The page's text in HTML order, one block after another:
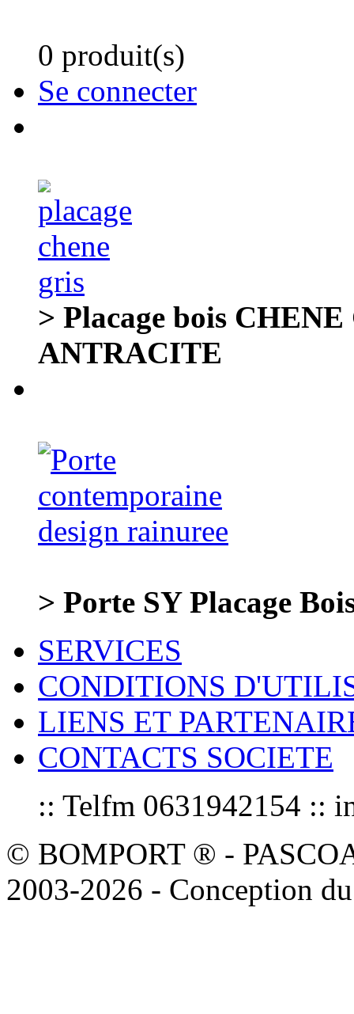
0 produit(s)
Se connecter
> Placage bois
ANTRACITE
> Porte SY Placage
SERVICES
CONDITIONS
LIENS ET
CONTACTS SOCIETE
:: Telfm 0631942154 ::
© BOMPORT ® -
2003-2026 - Conception